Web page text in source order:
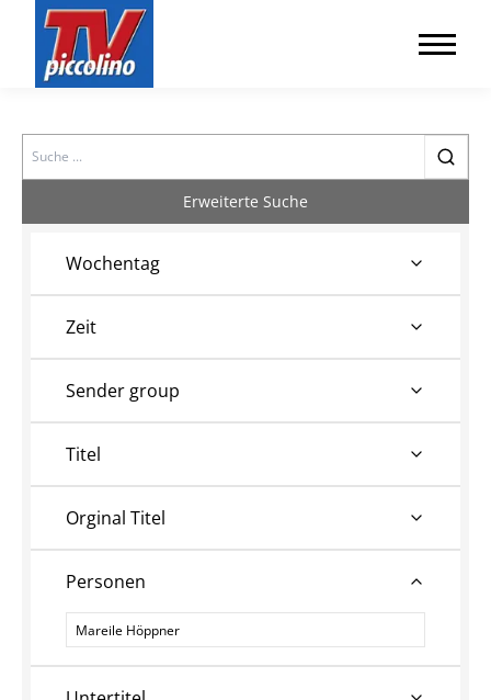
Search
Erweiterte Suche
Wochentag
Zeit
Sender group
Titel
Orginal Titel
Personen
Personen